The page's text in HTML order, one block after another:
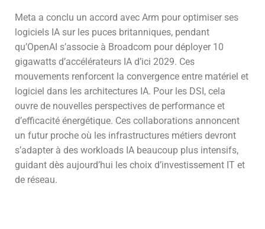
Meta a conclu un accord avec Arm pour optimiser ses
logiciels IA sur les puces britanniques, pendant
qu’OpenAI s’associe à Broadcom pour déployer 10
gigawatts d’accélérateurs IA d’ici 2029. Ces
mouvements renforcent la convergence entre matériel et
logiciel dans les architectures IA. Pour les DSI, cela
ouvre de nouvelles perspectives de performance et
d’efficacité énergétique. Ces collaborations annoncent
un futur proche où les infrastructures métiers devront
s’adapter à des workloads IA beaucoup plus intensifs,
guidant dès aujourd’hui les choix d’investissement IT et
de réseau.